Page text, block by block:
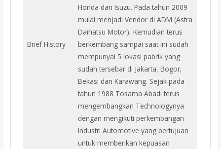
Brief History
Honda dan Isuzu. Pada tahun 2009
mulai menjadi Vendor di ADM (Astra
Daihatsu Motor), Kemudian terus
berkembang sampai saat ini sudah
mempunyai 5 lokasi pabrik yang
sudah tersebar di Jakarta, Bogor,
Bekasi dan Karawang. Sejak pada
tahun 1988 Tosama Abadi terus
mengembangkan Technologynya
dengan mengikuti perkembangan
Industri Automotive yang bertujuan
untuk memberikan kepuasan